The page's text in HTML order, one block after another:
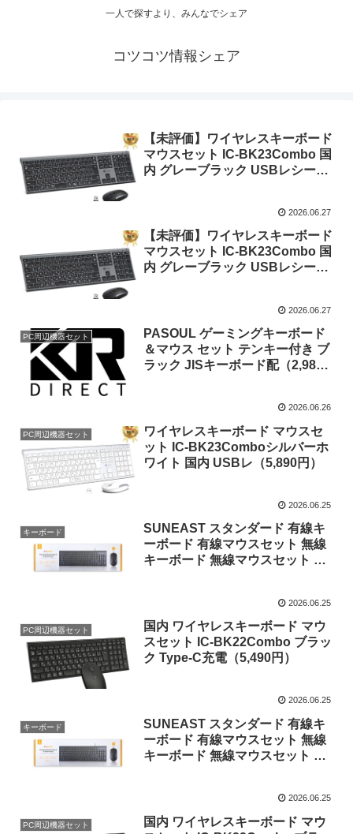
一人で探すより、みんなでシェア
コツコツ情報シェア
【未評価】ワイヤレスキーボード
マウスセット IC-BK23Combo 国
内 グレーブラック USBレシーバ
式 スタイリッシュ DPI調節可能の
特徴とレビュー（5,890円)
2026.06.27
【未評価】ワイヤレスキーボード
マウスセット IC-BK23Combo 国
内 グレーブラック USBレシーバ
式 スタイリッシュ DPI調節可能の
特徴とレビュー（5,890円)
2026.06.27
PC周辺機器セット
PASOUL ゲーミングキーボード
＆マウス セット テンキー付き ブ
ラック JISキーボード配（2,980
2026.06.26
PC周辺機器セット
ワイヤレスキーボード マウスセ
ット IC-BK23Comboシルバーホ
ワイト 国内 USBレ（5,890円）
2026.06.25
キーボード
SUNEAST スタンダード 有線キ
ーボード 有線マウスセット 無線
キーボード 無線マウスセット キ
2026.06.25
PC周辺機器セット
国内 ワイヤレスキーボード マウ
スセット IC-BK22Combo ブラッ
ク Type-C充電（5,490円）
2026.06.25
キーボード
SUNEAST スタンダード 有線キ
ーボード 有線マウスセット 無線
キーボード 無線マウスセット キ
2026.06.25
PC周辺機器セット
国内 ワイヤレスキーボード マウ